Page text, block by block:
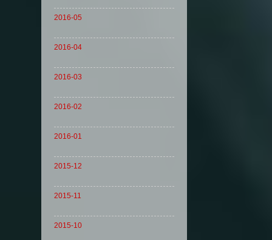
2016-05
2016-04
2016-03
2016-02
2016-01
2015-12
2015-11
2015-10